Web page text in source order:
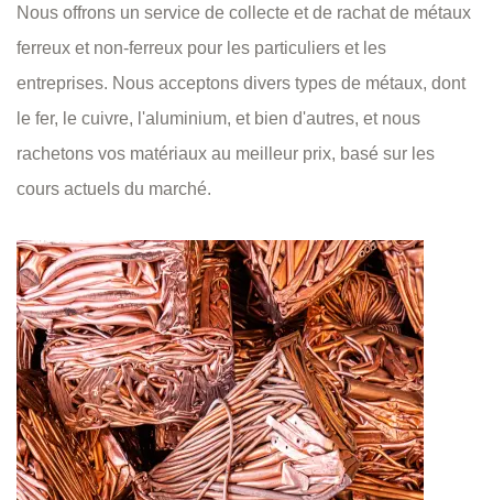
Nous offrons un service de collecte et de rachat de métaux
ferreux et non-ferreux pour les particuliers et les
entreprises. Nous acceptons divers types de métaux, dont
le fer, le cuivre, l'aluminium, et bien d'autres, et nous
rachetons vos matériaux au meilleur prix, basé sur les
cours actuels du marché.